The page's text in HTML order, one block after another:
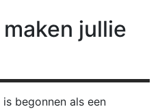
jullie
begonnen als een